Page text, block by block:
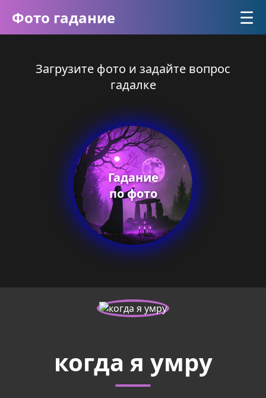
Фото гадание ☰
Загрузите фото и задайте вопрос
гадалке
Гадание
по фото
когда я умру